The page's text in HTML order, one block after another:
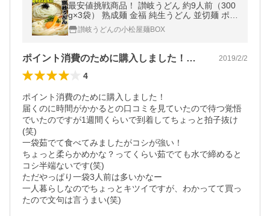
最安値挑戦商品！ 讃岐うどん 約9人前（300
g×3袋） 熟成麺 金福 純生うどん 並切麺 ポイ
ント消化 特産品 グルメ ポイント利用 お試し
商品 サンプル
讃岐うどんの小松屋麺BOX
ポイント消費のために購入しました！届く… 2019/2/2
4
ポイント消費のために購入しました！
届くのに時間がかかるとの口コミを見ていたので待つ覚悟
でいたのですが1週間くらいで到着してちょっと拍子抜け
(笑)
一袋茹でて食べてみましたがコシが強い！
ちょっと柔らかめかな？ってくらい茹でても水で締めると
コシ半端ないです(笑)
ただやっぱり一袋3人前は多いかなー
一人暮らしなのでちょっとキツイですが、わかってて買っ
たので文句は言うまい(笑)